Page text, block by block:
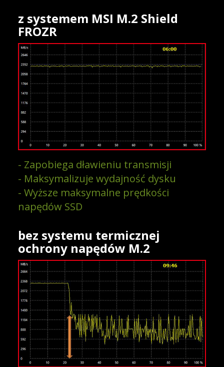
z systemem MSI M.2 Shield
FROZR
- Zapobiega dławieniu transmisji
- Maksymalizuje wydajność dysku
- Wyższe maksymalne prędkości
napędów SSD
bez systemu termicznej
ochrony napędów M.2